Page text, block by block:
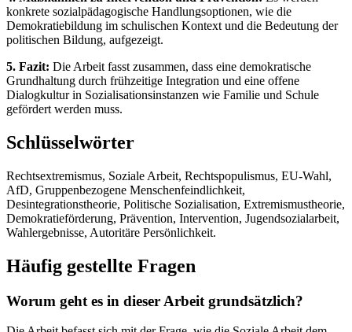
konkrete sozialpädagogische Handlungsoptionen, wie die
Demokratiebildung im schulischen Kontext und die Bedeutung der
politischen Bildung, aufgezeigt.
5. Fazit: Die Arbeit fasst zusammen, dass eine demokratische
Grundhaltung durch frühzeitige Integration und eine offene
Dialogkultur in Sozialisationsinstanzen wie Familie und Schule
gefördert werden muss.
Schlüsselwörter
Rechtsextremismus, Soziale Arbeit, Rechtspopulismus, EU-Wahl,
AfD, Gruppenbezogene Menschenfeindlichkeit,
Desintegrationstheorie, Politische Sozialisation, Extremismustheorie,
Demokratieförderung, Prävention, Intervention, Jugendsozialarbeit,
Wahlergebnisse, Autoritäre Persönlichkeit.
Häufig gestellte Fragen
Worum geht es in dieser Arbeit grundsätzlich?